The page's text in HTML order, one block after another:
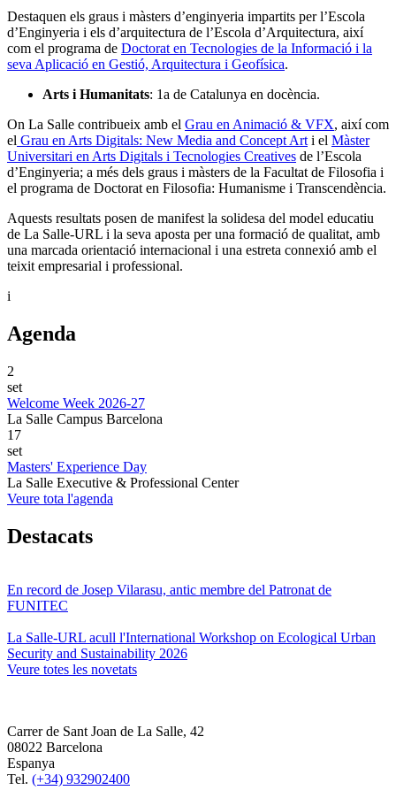
Destaquen els graus i màsters d’enginyeria impartits per l’Escola
d’Enginyeria i els d’arquitectura de l’Escola d’Arquitectura, així
com el programa de Doctorat en Tecnologies de la Informació i la
seva Aplicació en Gestió, Arquitectura i Geofísica.
Arts i Humanitats: 1a de Catalunya en docència.
On La Salle contribueix amb el Grau en Animació & VFX, així com
el Grau en Arts Digitals: New Media and Concept Art i el Màster
Universitari en Arts Digitals i Tecnologies Creatives de l’Escola
d’Enginyeria; a més dels graus i màsters de la Facultat de Filosofia i
el programa de Doctorat en Filosofia: Humanisme i Transcendència.
Aquests resultats posen de manifest la solidesa del model educatiu
de La Salle-URL i la seva aposta per una formació de qualitat, amb
una marcada orientació internacional i una estreta connexió amb el
teixit empresarial i professional.
i
Agenda
2
set
Welcome Week 2026-27
La Salle Campus Barcelona
17
set
Masters' Experience Day
La Salle Executive & Professional Center
Veure tota l'agenda
Destacats
En record de Josep Vilarasu, antic membre del Patronat de
FUNITEC
La Salle-URL acull l'International Workshop on Ecological Urban
Security and Sustainability 2026
Veure totes les novetats
Carrer de Sant Joan de La Salle, 42
08022 Barcelona
Espanya
Tel. (+34) 932902400